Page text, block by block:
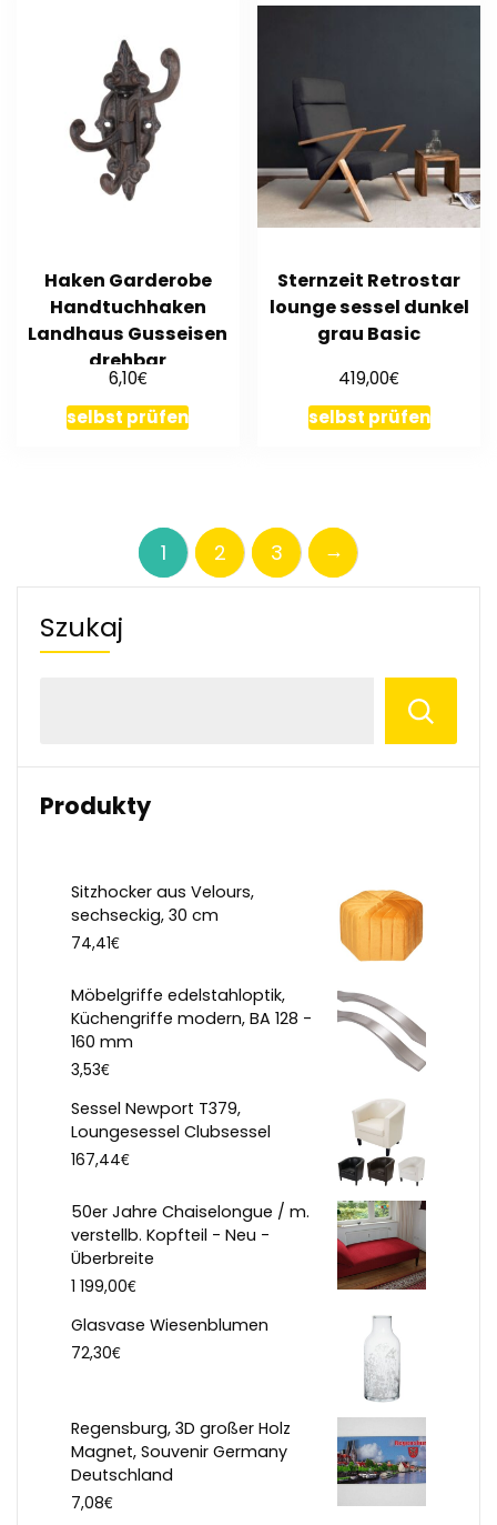
Haken Garderobe
Handtuchhaken
Landhaus Gusseisen
drehbar
Garderobenhaken
6,10€
selbst prüfen
Sternzeit Retrostar
lounge sessel dunkel
grau Basic
419,00€
selbst prüfen
1 2 3 →
Szukaj
Produkty
Sitzhocker aus Velours,
sechseckig, 30 cm
74,41€
Möbelgriffe edelstahloptik,
Küchengriffe modern, BA 128 -
160 mm
3,53€
Sessel Newport T379,
Loungesessel Clubsessel
167,44€
50er Jahre Chaiselongue / m.
verstellb. Kopfteil - Neu -
Überbreite
1 199,00€
Glasvase Wiesenblumen
72,30€
Regensburg, 3D großer Holz
Magnet, Souvenir Germany
Deutschland
7,08€